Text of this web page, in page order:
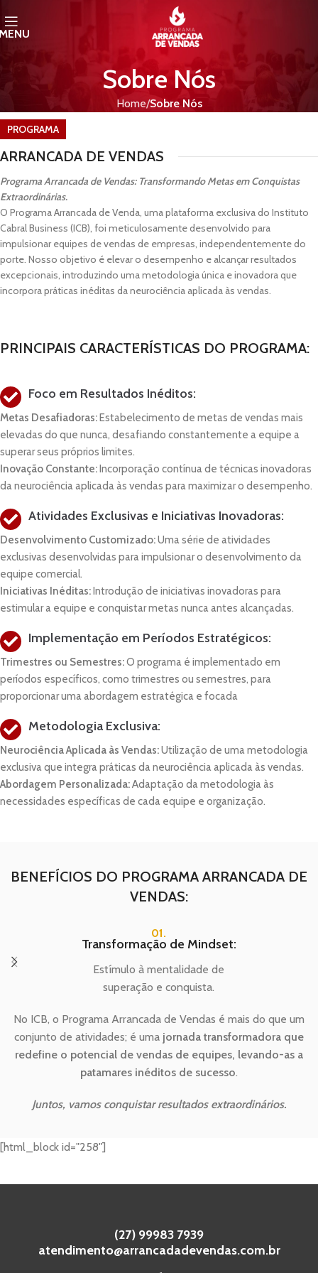
Sobre Nós
Home Sobre Nós
PROGRAMA
ARRANCADA DE VENDAS
Programa Arrancada de Vendas: Transformando Metas em Conquistas
Extraordinárias.
O Programa Arrancada de Venda, uma plataforma exclusiva do Instituto
Cabral Business (ICB), foi meticulosamente desenvolvido para
impulsionar equipes de vendas de empresas, independentemente do
porte. Nosso objetivo é elevar o desempenho e alcançar resultados
excepcionais, introduzindo uma metodologia única e inovadora que
incorpora práticas inéditas da neurociência aplicada às vendas.
PRINCIPAIS CARACTERÍSTICAS DO PROGRAMA:
Foco em Resultados Inéditos:
Metas Desafiadoras:Estabelecimento de metas de vendas mais
elevadas do que nunca, desafiando constantemente a equipe a
superar seus próprios limites.
Inovação Constante:Incorporação contínua de técnicas inovadoras
da neurociência aplicada às vendas para maximizar o desempenho.
Atividades Exclusivas e Iniciativas Inovadoras:
Desenvolvimento Customizado:Uma série de atividades
exclusivas desenvolvidas para impulsionar o desenvolvimento da
equipe comercial.
Iniciativas Inéditas:Introdução de iniciativas inovadoras para
estimular a equipe e conquistar metas nunca antes alcançadas.
Implementação em Períodos Estratégicos:
Trimestres ou Semestres:O programa é implementado em
períodos específicos, como trimestres ou semestres, para
proporcionar uma abordagem estratégica e focada
Metodologia Exclusiva:
Neurociência Aplicada às Vendas:Utilização de uma metodologia
exclusiva que integra práticas da neurociência aplicada às vendas.
Abordagem Personalizada:Adaptação da metodologia às
necessidades específicas de cada equipe e organização.
BENEFÍCIOS DO PROGRAMA ARRANCADA DE
VENDAS:
01.
Transformação de Mindset:
Estímulo à mentalidade de
superação e conquista.
No ICB, o Programa Arrancada de Vendas é mais do que um
conjunto de atividades; é uma jornada transformadora que
redefine o potencial de vendas de equipes, levando-as a
patamares inéditos de sucesso.
Juntos, vamos conquistar resultados extraordinários.
[html_block id="258"]
(27) 99983 7939
atendimento@arrancadadevendas.com.br